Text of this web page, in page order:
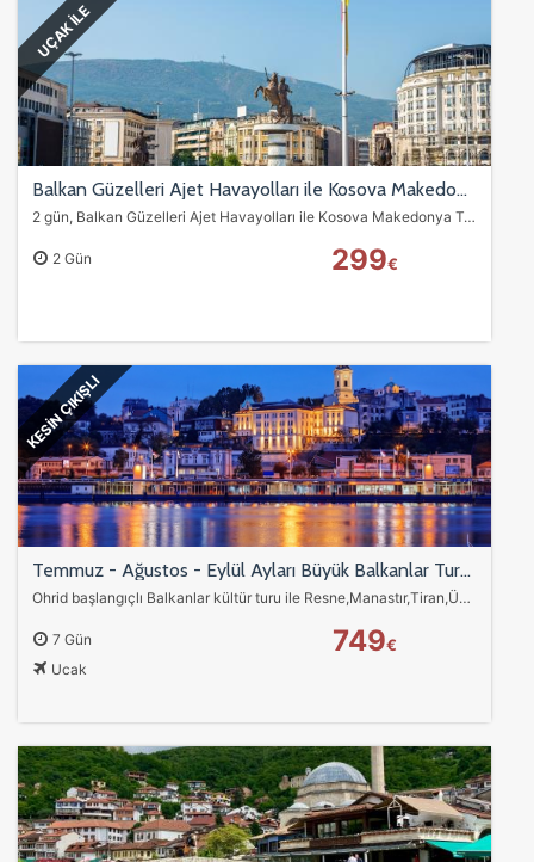
UÇAK İLE
Balkan Güzelleri Ajet Havayolları ile Kosova Makedonya Turu
2 gün, Balkan Güzelleri Ajet Havayolları ile Kosova Makedonya Turu turumuz
2 Gün 299€
KESİN ÇIKIŞLI
Temmuz - Ağustos - Eylül Ayları Büyük Balkanlar Turu Thy ile Ekstra Turlar ve Akşam Yemekleri Dahil 7 Gece OHD-SJJ
Ohrid başlangıçlı Balkanlar kültür turu ile Resne,Manastır,Tiran,Üsküp,Belgrad,Saraybosna ve Mostar’ı keşfedin. THY uçuşları,Balkan gecesi ve tüm şehir turları…
7 Gün
Ucak
749€